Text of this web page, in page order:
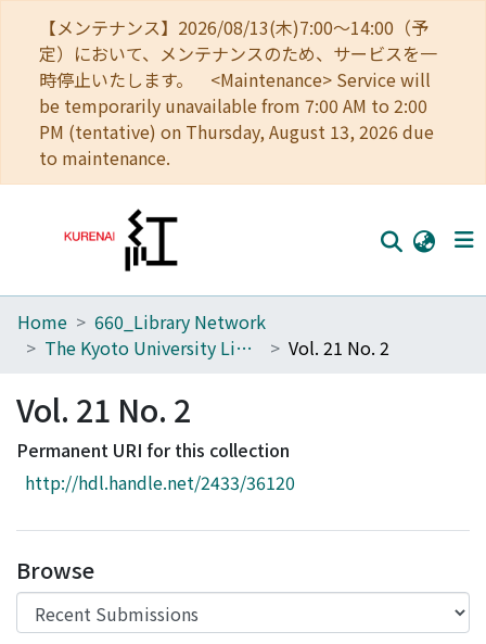
【メンテナンス】2026/08/13(木)7:00～14:00（予
定）において、メンテナンスのため、サービスを一
時停止いたします。 <Maintenance> Service will
be temporarily unavailable from 7:00 AM to 2:00
PM (tentative) on Thursday, August 13, 2026 due
to maintenance.
Home
Browse
Download Ranking
Access Statistics
Home
660_Library Network
The Kyoto University Library Network Bulletin : Sei-shu
Vol. 21 No. 2
Vol. 21 No. 2
Permanent URI for this collection
http://hdl.handle.net/2433/36120
Browse